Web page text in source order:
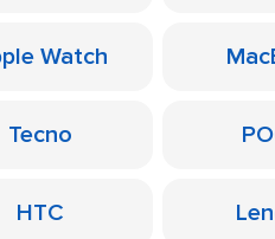
Watch
Tecno
HTC